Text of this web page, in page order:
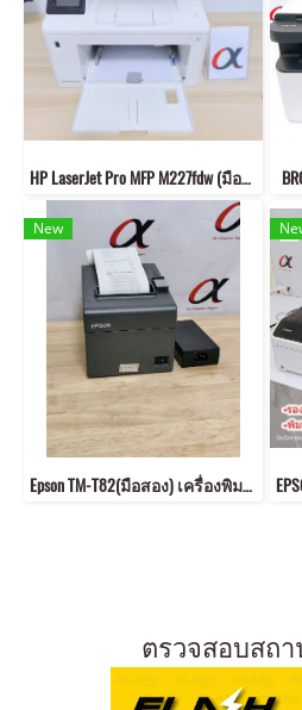
HP LaserJet Pro MFP M227fdw (มือสอง)(พิมพ์/ถ่ายเอกสาร/สแกน/แฟกซ์/ไวไฟ)
New
Epson TM-T82(มือสอง) เครื่องพิมพ์ใบเสร็จระบบความร้อน +แถมกระดาษ1ม้วน ฟรี
ตรวจสอบสถ